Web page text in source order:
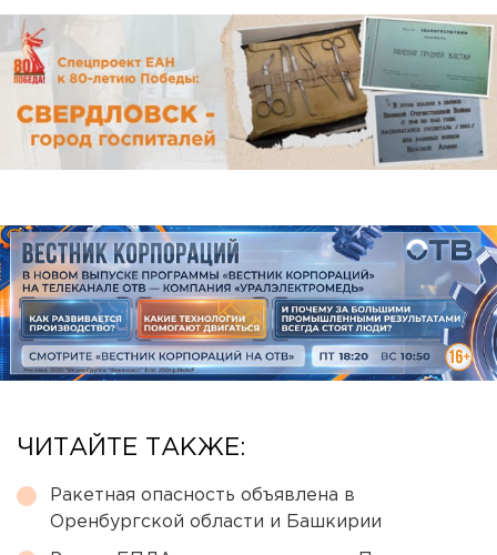
ЧИТАЙТЕ ТАКЖЕ:
Ракетная опасность объявлена в
Оренбургской области и Башкирии